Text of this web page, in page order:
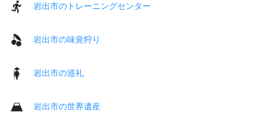
岩出市のトレーニングセンター
岩出市の味覚狩り
岩出市の巡礼
岩出市の世界遺産